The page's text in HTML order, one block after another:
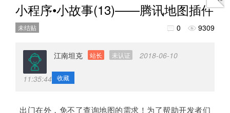
小程序•小故事(13)——腾讯地图插件
未结贴  0  9309
江南坦克 站长 未认证 2018-06-10
11:35:44 收藏
出门在外，免不了查询地图的需求！为了帮助开发者们